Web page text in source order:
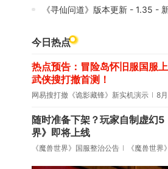
《寻仙问道》版本更新 - 1.35 - 新增多
今日热点
热点预告：冒险岛怀旧服国服
武侠搜打撤首测！
网易搜打撤《诡影藏锋》新实机演示 8月新
随时准备下架？玩家自制虚幻5
界》即将上线
《魔兽世界》国服整治公告 《魔兽世界》TBC周